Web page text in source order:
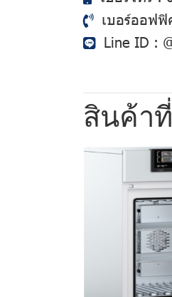
เบอร์ออฟฟิ
Line ID :
สินค้า